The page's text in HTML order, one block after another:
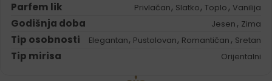
Parfem lik Privlačan, Slatko, Toplo , Vanilija
Godišnja doba Jesen , Zima
Tip osobnosti Elegantan, Pustolovan, Romantičan , Sretan
Tip mirisa Orijentalni